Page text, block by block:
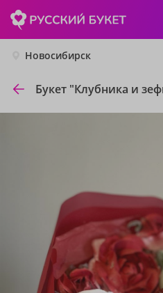
Новосибирск
Букет "Клубника и